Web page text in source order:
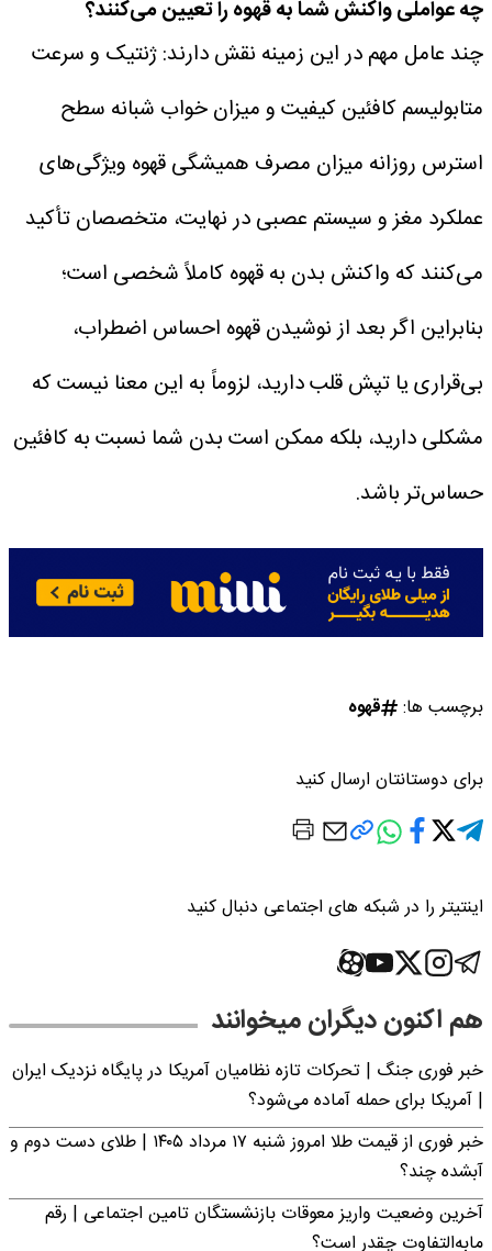
چه عواملی واکنش شما به قهوه را تعیین می‌کنند؟
چند عامل مهم در این زمینه نقش دارند:ژنتیک و سرعت
متابولیسم کافئینکیفیت و میزان خواب شبانه سطح
استرس روزانه میزان مصرف همیشگی قهوه ویژگی‌های
عملکرد مغز و سیستم عصبیدر نهایت، متخصصان تأکید
می‌کنند که واکنش بدن به قهوه کاملاً شخصی است؛
بنابراین اگر بعد از نوشیدن قهوه احساس اضطراب،
بی‌قراری یا تپش قلب دارید، لزوماً به این معنا نیست که
مشکلی دارید، بلکه ممکن است بدن شما نسبت به کافئین
حساس‌تر باشد.
برچسب ها: قهوه
برای دوستانتان ارسال کنید
اینتیتر را در شبکه های اجتماعی دنبال کنید
هم اکنون دیگران میخوانند
خبر فوری جنگ | تحرکات تازه نظامیان آمریکا در پایگاه نزدیک ایران
| آمریکا برای حمله آماده می‌شود؟
خبر فوری از قیمت طلا امروز شنبه ۱۷ مرداد ۱۴۰۵ | طلای دست دوم و
آبشده چند؟
آخرین وضعیت واریز معوقات بازنشستگان تامین اجتماعی | رقم
مابه‌التفاوت چقدر است؟